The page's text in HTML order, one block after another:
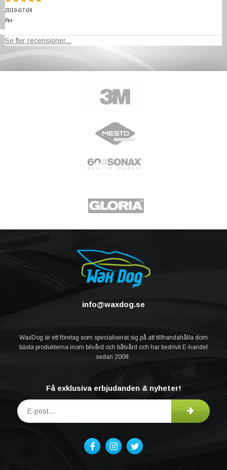
2019-07-04
Per
Se fler recensioner...
info@waxdog.se
WaxDog är ett företag som specialiserat sig på att tillhandahålla dom
bästa produkterna inom bilvård och båtvård och har bedrivit E-handel
sedan 2009.
Få exklusiva erbjudanden & nyheter!